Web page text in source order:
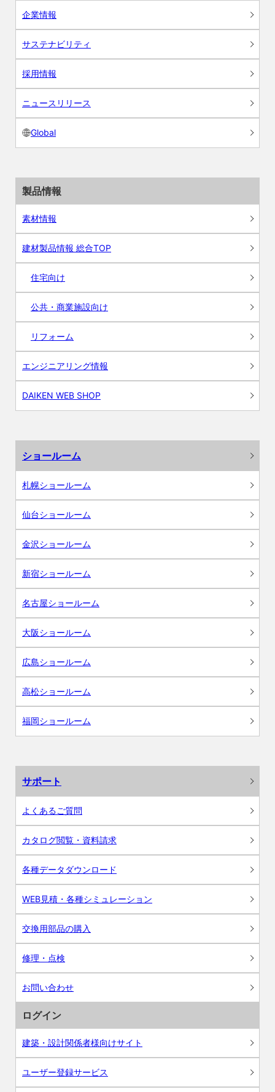
企業情報
サステナビリティ
採用情報
ニュースリリース
Global
製品情報
素材情報
建材製品情報 総合TOP
住宅向け
公共・商業施設向け
リフォーム
エンジニアリング情報
DAIKEN WEB SHOP
ショールーム
札幌ショールーム
仙台ショールーム
金沢ショールーム
新宿ショールーム
名古屋ショールーム
大阪ショールーム
広島ショールーム
高松ショールーム
福岡ショールーム
サポート
よくあるご質問
カタログ閲覧・資料請求
各種データダウンロード
WEB見積・各種シミュレーション
交換用部品の購入
修理・点検
お問い合わせ
ログイン
建築・設計関係者様向けサイト
ユーザー登録サービス